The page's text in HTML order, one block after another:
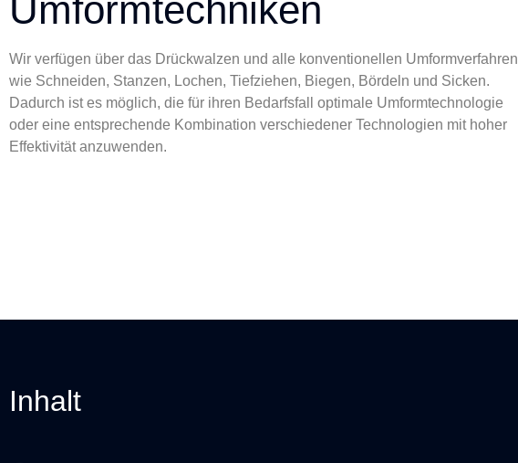
Umformtechniken
Wir verfügen über das Drückwalzen und alle konventionellen Umformverfahren
wie Schneiden, Stanzen, Lochen, Tiefziehen, Biegen, Bördeln und Sicken.
Dadurch ist es möglich, die für ihren Bedarfsfall optimale Umformtechnologie
oder eine entsprechende Kombination verschiedener Technologien mit hoher
Effektivität anzuwenden.
Inhalt